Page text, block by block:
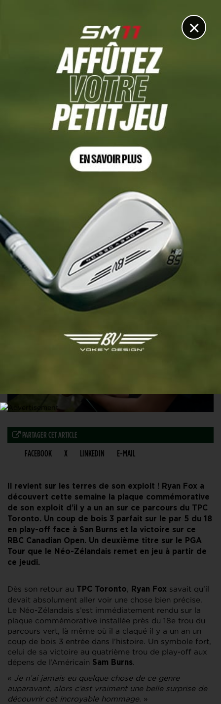
×
RBC CANADIAN OPEN
Une plaque pour le coup de maître de Ryan Fox
11 JUIN 2026
PARTAGER CET ARTICLE
FACEBOOK X LINKEDIN E-MAIL
Il revient sur les terres de son exploit ! Ryan Fox a
découvert cette semaine la plaque commémorative
de son exploit d’il y a un an sur ce parcours du TPC
Toronto. Un coup de bois 3 parfait sur le par 5 du 18
en play-off face à San Burns et la victoire sur ce
RBC Canadian Open. Un deuxième titre sur le PGA
Tour que le Néo-Zélandais remet en jeu à partir de
ce jeudi.
Dès son retour au TPC Toronto, Ryan Fox savait qu’il
devait absolument aller voir une chose bien précise.
Le Néo-Zélandais s’est immédiatement rendu sur la
plaque commémorative installée près du 18e trou du
parcours vert, là même où il a claqué il y a un an un
coup de bois 3 entrée dans l’histoire. Un symbole fort,
celui de sa victoire au quatrième trou de play-off aux
dépens de l’Américain Sam Burns.
« Je n’ai jamais eu quelque chose de ce genre
auparavant, alors c’est vraiment une belle surprise de
découvrir cet incroyable hommage. »